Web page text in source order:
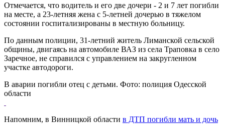
Отмечается, что водитель и его две дочери - 2 и 7 лет погибли
на месте, а 23-летняя жена с 5-летней дочерью в тяжелом
состоянии госпитализированы в местную больницу.
По данным полиции, 31-летний житель Лиманской сельской
общины, двигаясь на автомобиле ВАЗ из села Траповка в село
Заречное, не справился с управлением на закругленном
участке автодороги.
В аварии погибли отец с детьми. Фото: полиция Одесской
области
Напомним, в Винницкой области в ДТП погибли мать и дочь